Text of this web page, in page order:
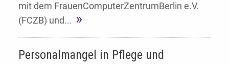
mit dem FrauenComputerZentrumBerlin e.V.
(FCZB) und...
Personalmangel in Pflege und